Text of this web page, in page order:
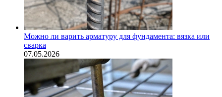
Можно ли варить арматуру для фундамента: вязка или
сварка
07.05.2026